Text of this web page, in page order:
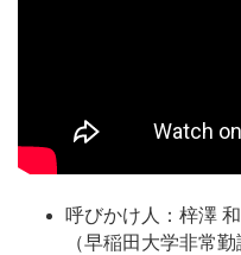
呼びかけ人：梓澤
（早稲田大学非常